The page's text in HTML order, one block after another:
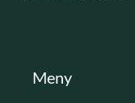
Meny